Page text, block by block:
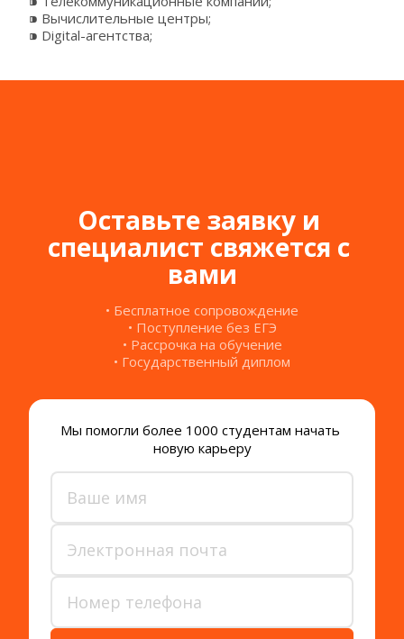
⁍ Вычислительные центры;
⁍ Digital-агентства;
Оставьте заявку и
специалист свяжется с
вами
• Бесплатное сопровождение
• Поступление без ЕГЭ
• Рассрочка на обучение
• Государственный диплом
Мы помогли более 1000 студентам начать
новую карьеру